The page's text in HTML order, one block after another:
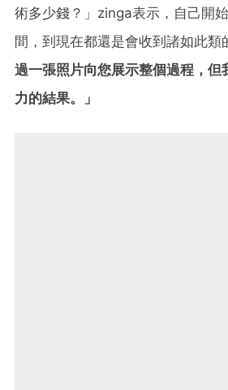
術多少錢？」zinga表示，自己開
間，到現在都還是會收到諸如此類
過一張照片向您展示整個過程，但
力的結果。」